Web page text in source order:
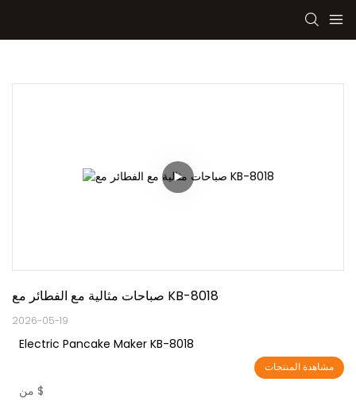
صباحات مثالية مع الفطائر مع KB-8018
2026-05-19
Electric Pancake Maker KB-8018
$
مشاهدة المنتجات